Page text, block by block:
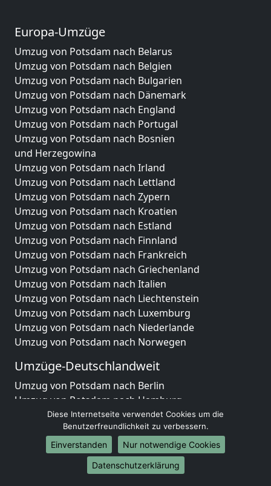
Europa-Umzüge
Umzug von Potsdam nach Belarus
Umzug von Potsdam nach Belgien
Umzug von Potsdam nach Bulgarien
Umzug von Potsdam nach Dänemark
Umzug von Potsdam nach England
Umzug von Potsdam nach Portugal
Umzug von Potsdam nach Bosnien
und Herzegowina
Umzug von Potsdam nach Irland
Umzug von Potsdam nach Lettland
Umzug von Potsdam nach Zypern
Umzug von Potsdam nach Kroatien
Umzug von Potsdam nach Estland
Umzug von Potsdam nach Finnland
Umzug von Potsdam nach Frankreich
Umzug von Potsdam nach Griechenland
Umzug von Potsdam nach Italien
Umzug von Potsdam nach Liechtenstein
Umzug von Potsdam nach Luxemburg
Umzug von Potsdam nach Niederlande
Umzug von Potsdam nach Norwegen
Umzüge-Deutschlandweit
Umzug von Potsdam nach Berlin
Umzug von Potsdam nach Hamburg
Umzug von Potsdam nach München
Umzug von Potsdam nach Köln
Umzug von Potsdam nach Frankfurt am Main
Umzug von Potsdam nach Stuttgart
Umzug von Potsdam nach Düsseldorf
Diese Internetseite verwendet Cookies um die
Benutzerfreundlichkeit zu verbessern.
Einverstanden
Nur notwendige Cookies
Datenschutzerklärung